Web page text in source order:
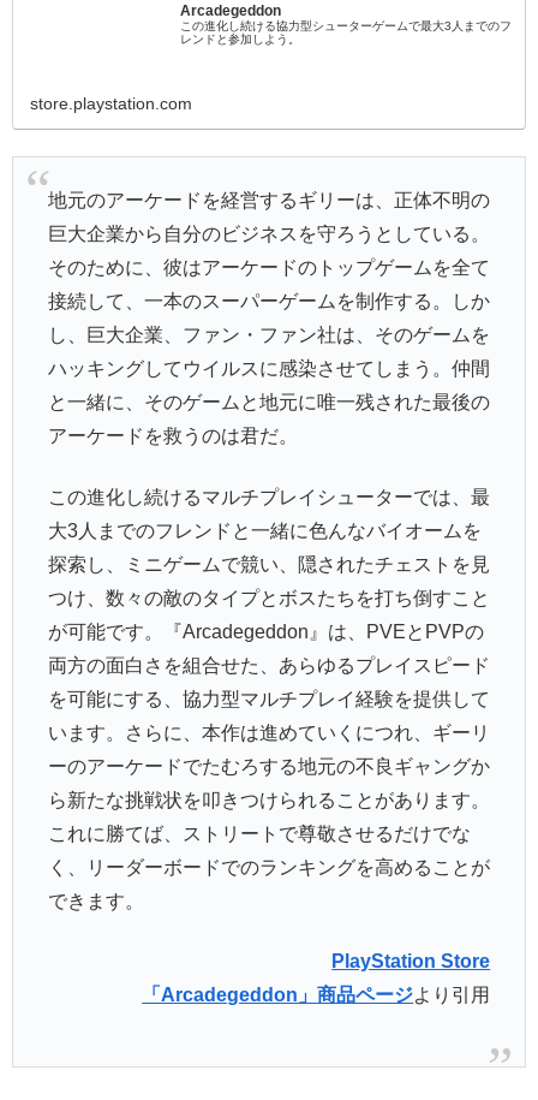
Arcadegeddon
この進化し続ける協力型シューターゲームで最大3人までのフ
レンドと参加しよう。
store.playstation.com
地元のアーケードを経営するギリーは、正体不明の
巨大企業から自分のビジネスを守ろうとしている。
そのために、彼はアーケードのトップゲームを全て
接続して、一本のスーパーゲームを制作する。しか
し、巨大企業、ファン・ファン社は、そのゲームを
ハッキングしてウイルスに感染させてしまう。仲間
と一緒に、そのゲームと地元に唯一残された最後の
アーケードを救うのは君だ。
この進化し続けるマルチプレイシューターでは、最
大3人までのフレンドと一緒に色んなバイオームを
探索し、ミニゲームで競い、隠されたチェストを見
つけ、数々の敵のタイプとボスたちを打ち倒すこと
が可能です。『Arcadegeddon』は、PVEとPVPの
両方の面白さを組合せた、あらゆるプレイスピード
を可能にする、協力型マルチプレイ経験を提供して
います。さらに、本作は進めていくにつれ、ギーリ
ーのアーケードでたむろする地元の不良ギャングか
ら新たな挑戦状を叩きつけられることがあります。
これに勝てば、ストリートで尊敬させるだけでな
く、リーダーボードでのランキングを高めることが
できます。
PlayStation Store
「Arcadegeddon」商品ページより引用